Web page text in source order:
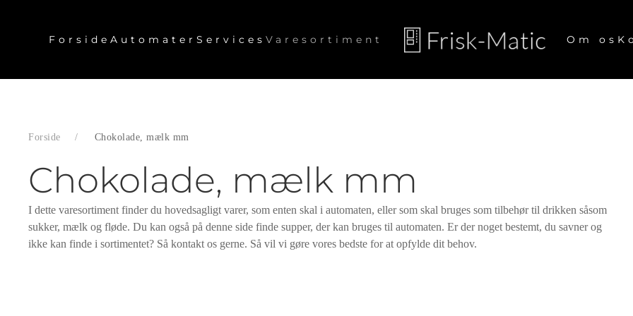
Skip to main content
Forside Automater Services Varesortiment Om os
Forside Chokolade, mælk mm
Chokolade, mælk mm
I dette varesortiment finder du hovedsagligt varer, som enten skal i automaten, eller som skal bruges som tilbehør til drikken såsom
sukker, mælk og fløde. Du kan også på denne side finde supper, der kan bruges til automaten. Er der noget bestemt, du savner og
ikke kan finde i sortimentet? Så kontakt os gerne. Så vil vi gøre vores bedste for at opfylde dit behov.